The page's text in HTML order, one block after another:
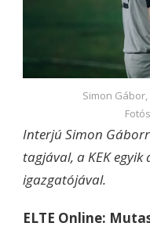
Simon
Interjú Simon
tagjával, a KEK
igazgatójával.
ELTE Online: